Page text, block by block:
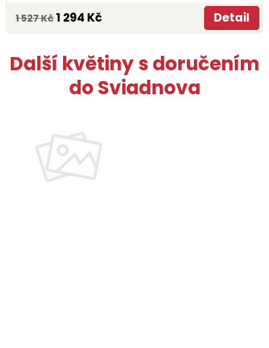
1 527 Kč 1 294 Kč Detail
Další květiny s doručením
do Sviadnova